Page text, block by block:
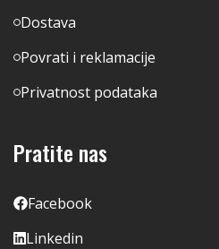
Dostava
Povrati i reklamacije
Privatnost podataka
Pratite nas
Facebook
Linkedin